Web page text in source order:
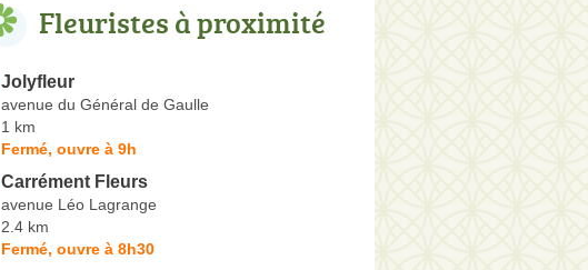
Fleuristes à proximité
Jolyfleur
avenue du Général de Gaulle
1 km
Fermé, ouvre à 9h
Carrément Fleurs
avenue Léo Lagrange
2.4 km
Fermé, ouvre à 8h30